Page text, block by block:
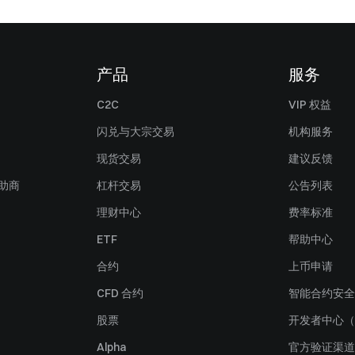
商
产品
C2C
闪兑与大宗交易
现货交易
杠杆交易
理财中心
ETF
合约
CFD 合约
股票
Alpha
服务
VIP 权益
机构服务
建议反馈
公告列表
费率标准
帮助中心
上币申请
智能合约安全
开发者中心
官方验证渠道